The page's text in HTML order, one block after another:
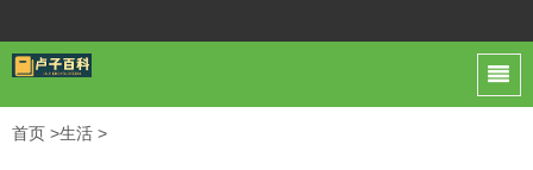
首页 >生活 >